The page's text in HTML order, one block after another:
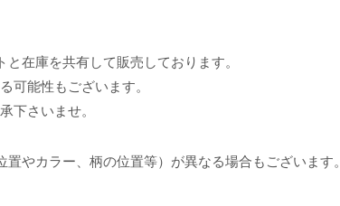
在庫を共有して販売しております。
可能性もございます。
下さいませ。
やカラー、柄の位置等）が異なる場合もございます。